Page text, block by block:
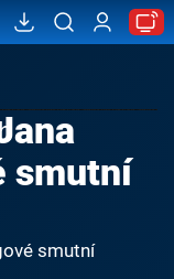
smutní
smutní